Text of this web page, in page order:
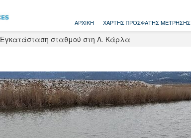
ΑΡΧΙΚΉ ΧΆΡΤΗΣ ΠΡΌΣΦΑΤΗΣ ΜΈΤΡΗΣΗΣ
Εγκατάσταση σταθμού στη Λ. Κάρλα